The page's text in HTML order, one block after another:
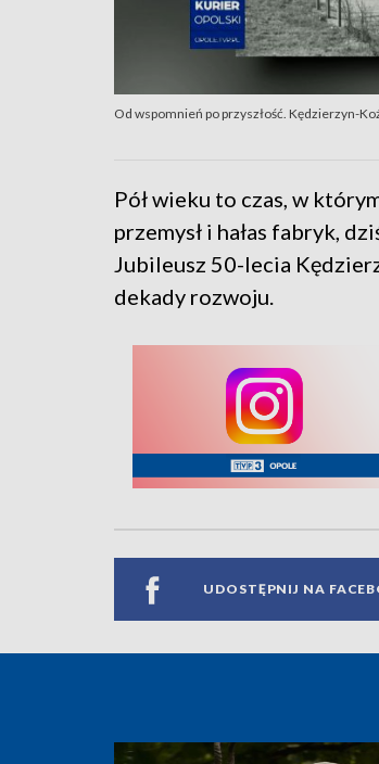
Od wspomnień po przyszłość. Kędzierzyn-
Pół wieku to czas, w
przemysł i hałas fabryk,
Jubileusz 50-lecia
dekady rozwoju.
UDOSTĘPNIJ NA